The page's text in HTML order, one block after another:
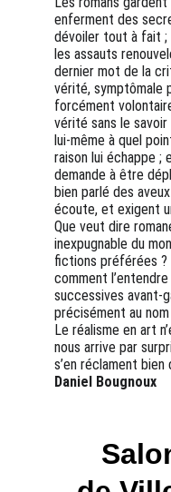
enferment des
dévoiler tout à fait ;
les assauts
dernier mot de la
vérité, symptômale
forcément
vérité sans le
lui-même à quel
raison lui échappe ;
demande à être
bien parlé des
écoute, et exigent
Que veut dire
inexpugnable du
fictions préférées ?
comment
successives avant-
précisément au
Le réalisme en art
nous arrive par
s’en réclament bien
Daniel Bougnoux